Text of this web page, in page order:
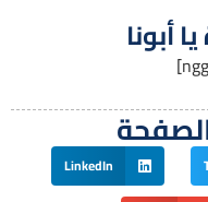
أبونا
LinkedIn